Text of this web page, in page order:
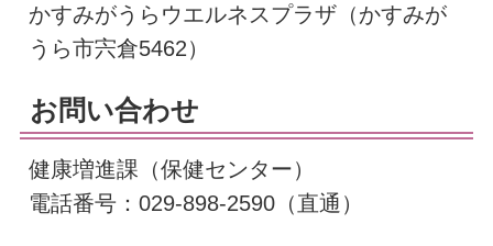
かすみがうらウエルネスプラザ（かすみが
うら市宍倉5462）
お問い合わせ
健康増進課（保健センター）
電話番号：029-898-2590（直通）